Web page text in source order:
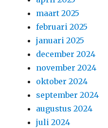
maart 2025
februari 2025
januari 2025
december 2024
november 2024
oktober 2024
september 2024
augustus 2024
juli 2024